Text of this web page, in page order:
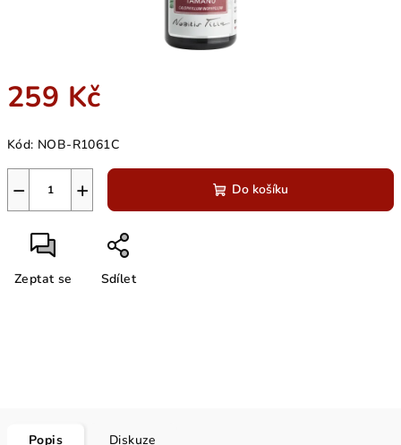
259 Kč
cena:
Kód: NOB-R1061C
+
− Do košíku
Zeptat se Sdílet
Popis Diskuze